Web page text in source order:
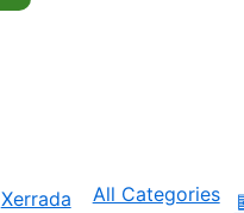
Xerrada All Categories